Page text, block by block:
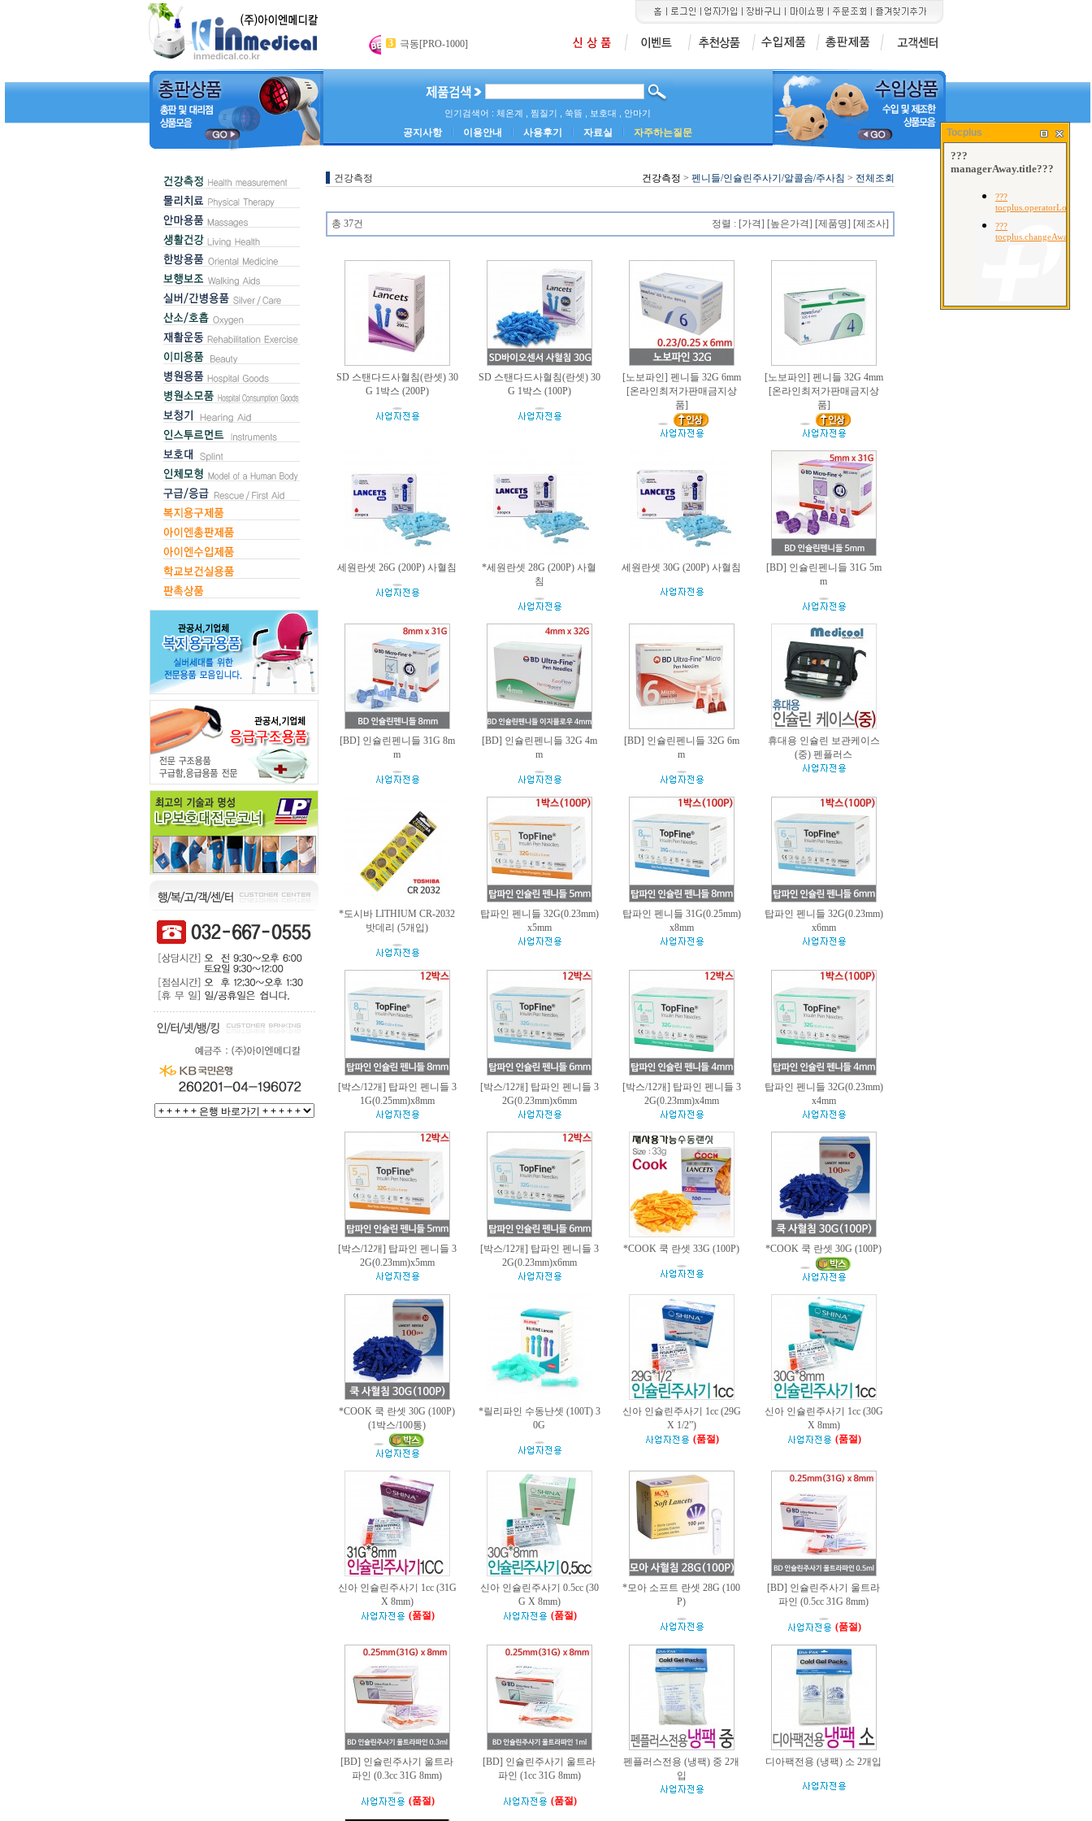
3 극동[PRO-1000] 메쉬네블라이져[PY-001] 카미석션기[ASK-30] 6 산소포화도측정기[MD300C1] 산케이 메타혈압계
2 에센스 네블라이져
인기검색어 : 체온계 , 찜질기 , 쑥뜸 , 보호대 , 안마기
공지사항 이용안내 사용후기 자료실 자주하는질문
건강측정 건강측정 > 펜니들/인슐린주사기/알콜솜/주사침 > 전체조회
총 37건 정렬 : [가격] [높은가격] [제품명] [제조사]
SD 스탠다드사혈침(란셋) 30
G 1박스 (200P)
SD 스탠다드사혈침(란셋) 30
G 1박스 (100P)
[노보파인] 펜니들 32G 6mm
[온라인최저가판매금지상
품]
[노보파인] 펜니들 32G 4mm
[온라인최저가판매금지상
품]
세원란셋 26G (200P) 사혈침
*세원란셋 28G (200P) 사혈
침
세원란셋 30G (200P) 사혈침
[BD] 인슐린펜니들 31G 5m
m
[BD] 인슐린펜니들 31G 8m
m
[BD] 인슐린펜니들 32G 4m
m
[BD] 인슐린펜니들 32G 6m
m
휴대용 인슐린 보관케이스
(중) 펜플러스
*도시바 LITHIUM CR-2032
밧데리 (5개입)
탑파인 펜니들 32G(0.23mm)
x5mm
탑파인 펜니들 31G(0.25mm)
x8mm
탑파인 펜니들 32G(0.23mm)
x6mm
[박스/12개] 탑파인 펜니들 3
1G(0.25mm)x8mm
[박스/12개] 탑파인 펜니들 3
2G(0.23mm)x6mm
[박스/12개] 탑파인 펜니들 3
2G(0.23mm)x4mm
탑파인 펜니들 32G(0.23mm)
x4mm
[박스/12개] 탑파인 펜니들 3
2G(0.23mm)x5mm
[박스/12개] 탑파인 펜니들 3
2G(0.23mm)x6mm
*COOK 쿡 란셋 33G (100P) *COOK 쿡 란셋 30G (100P)
*COOK 쿡 란셋 30G (100P)
(1박스/100통)
*릴리파인 수동난셋 (100T) 3
0G
신아 인슐린주사기 1cc (29G
X 1/2”)
(품절)
신아 인슐린주사기 1cc (30G
X 8mm)
(품절)
신아 인슐린주사기 1cc (31G
X 8mm)
(품절)
신아 인슐린주사기 0.5cc (30
G X 8mm)
(품절)
*모아 소프트 란셋 28G (100
P)
[BD] 인슐린주사기 울트라
파인 (0.5cc 31G 8mm)
(품절)
[BD] 인슐린주사기 울트라
파인 (0.3cc 31G 8mm)
(품절)
[BD] 인슐린주사기 울트라
파인 (1cc 31G 8mm)
(품절)
펜플러스전용 (냉팩) 중 2개
입
디아팩전용 (냉팩) 소 2개입
Tocplus